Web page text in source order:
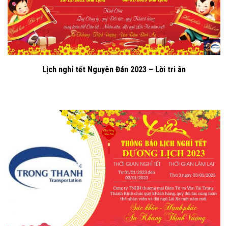
Lịch nghỉ tết Nguyên Đán 2023 – Lời tri ân